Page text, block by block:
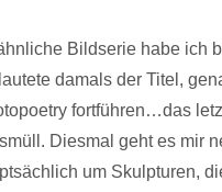
Bildserie habe ich
lautete damals der Titel,
fortführen…das
Diesmal geht es mir
um Skulpturen,